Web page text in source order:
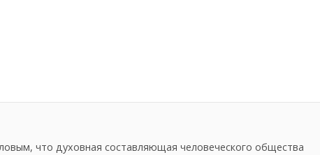
что духовная составляющая человеческого общества